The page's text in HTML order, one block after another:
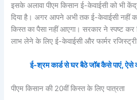
इसके अलावा पीएम किसान ई-केवाईसी को भी
दिया है। अगर आपने अभी तक ई-केवाईसी नहीं
किस्त का पैसा नहीं आएगा। सरकार ने स्पष्ट कर
लाभ लेने के लिए ई-केवाईसी और फार्मर
ई-श्रम कार्ड से घर बैठे जॉब कैसे पाएं,
पीएम किसान की 20वीं किस्त के लिए पात्रता